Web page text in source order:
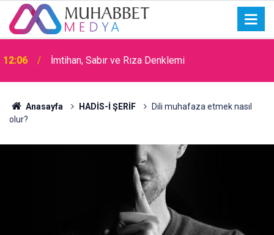
15:30 Okullarda Cami Açılması Laikliğe Aykırıymış!
Anasayfa HADİS-İ ŞERİF
Dili muhafaza etmek nasıl
olur?